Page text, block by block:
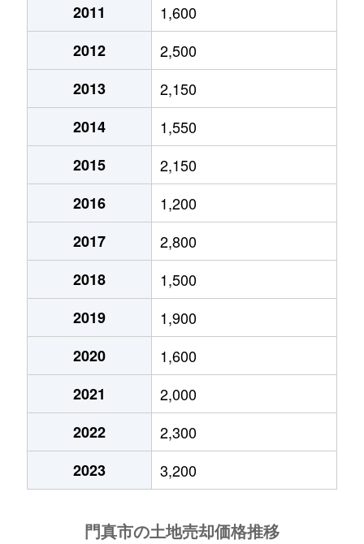
下島町
400万円
下馬伏町
400万円
小路町
750万円
城垣町
4,300万円
末広町
17,000万円
月出町
2,700万円
堂山町
14,000万円
堂山町
3,200万円
大字野口
4,200万円
野里町
5,400万円
野里町
2,400万円
3,100万円
4,800万円
12,000万円 大和田(大阪)
2011
1,600
2012
2,500
2013
2,150
2014
1,550
2015
2,150
2016
1,200
2017
2,800
2018
1,500
2019
1,900
2020
1,600
2021
2,000
2022
2,300
2023
3,200